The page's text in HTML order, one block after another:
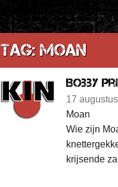
Tag: Moan
Bobby
17
Moan
Wie zijn
krijsende